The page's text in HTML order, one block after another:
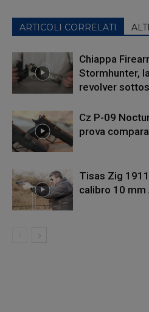
ARTICOLI CORRELATI
Chiappa
Stormhunter,
revolver
Cz P-09
prova
Tisas Zig
calibro 10